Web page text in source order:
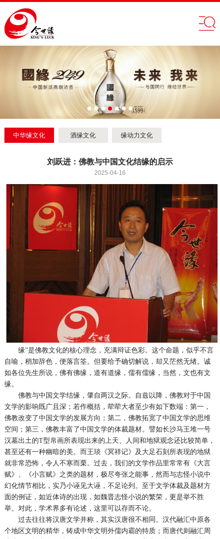
中华缘文化 酒缘文化 缘动力文化
刘跃进：佛教与中国文化结缘的启示
2025-04-16
缘”是佛教文化的核心理念，充满辩证色彩。这个命题，似乎不言
自喻，稍加辞色，便落言筌。但要给予确切解说，却又茫然无绪。诚
如各位先生所说，佛有佛缘，道有道缘，儒有儒缘，当然，文也有文
缘。
佛教与中国文学结缘，肇自两汉之际。自兹以降，佛教对于中国
文学的影响既广且深；若作概括，荦荦大者至少有如下数端：第一，
佛教改变了中国文学的发展方向；第二，佛教拓宽了中国文学的思维
空间；第三，佛教丰富了中国文学的体裁题材。譬如长沙马王堆一号
汉墓出土的T型帛画所表现出来的上天、人间和地狱观念还比较简单，
甚至还有一种幽暗的美。而王琰《冥祥记》及大足石刻所表现的地狱
就非常恐怖，令人不寒而栗。过去，我们的文学作品里常常有《大言
赋》、《小言赋》之类的题材，极尽夸张之能事，然而与志怪小说中
幻化情节相比，实乃小诬见大诬，不足论列。至于文学体裁及题材方
面的例证，如近体诗的出现，如魏晋志怪小说的繁荣，更是举不胜
举。对此，学术界多有论述，这里可以存而不论。
过去往往将汉唐文学并称，其实汉唐很不相同。汉代融汇中原各
个地区文明的精华，铸成中华文明外儒内霸的特质；而唐代则融汇周